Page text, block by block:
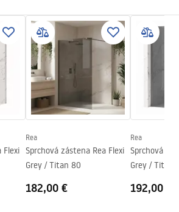
Páková
Povrch
Áno
740
mm
1240
Nie
Áno
150mm
informácie
_5.pdf
Flexi
Rea
Sprchová zástena Rea Flexi
Grey / Titan 80
182,00 €
Rea
Sprchová
Grey / Titan
192,00 €